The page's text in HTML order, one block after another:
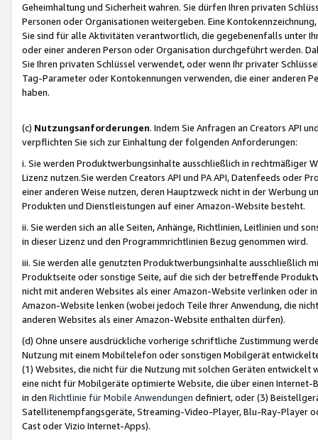
Geheimhaltung und Sicherheit wahren. Sie dürfen Ihren privaten
Personen oder Organisationen weitergeben. Eine
Sie sind für alle Aktivitäten verantwortlich, die gegebenenfalls unter
oder einer anderen Person oder Organisation durchgeführt werden.
Sie Ihren privaten Schlüssel verwendet, oder wenn Ihr privater
Tag-Parameter oder Kontokennungen verwenden, die einer anderen
haben.
(c) Nutzungsanforderungen. Indem Sie Anfragen an Creators API
verpflichten Sie sich zur Einhaltung der folgenden Anforderungen:
i. Sie werden Produktwerbungsinhalte ausschließlich in rechtmäßiger
Lizenz nutzen.Sie werden Creators API und PA API, Datenfeeds oder
einer anderen Weise nutzen, deren Hauptzweck nicht in der Werbung
Produkten und Dienstleistungen auf einer Amazon-Website besteht.
ii. Sie werden sich an alle Seiten, Anhänge, Richtlinien, Leitlinien und
in dieser Lizenz und den Programmrichtlinien Bezug genommen wird.
iii. Sie werden alle genutzten Produktwerbungsinhalte ausschließlich
Produktseite oder sonstige Seite, auf die sich der betreffende
nicht mit anderen Websites als einer Amazon-Website verlinken oder
Amazon-Website lenken (wobei jedoch Teile Ihrer Anwendung, die
anderen Websites als einer Amazon-Website enthalten dürfen).
(d) Ohne unsere ausdrückliche vorherige schriftliche Zustimmung
Nutzung mit einem Mobiltelefon oder sonstigen Mobilgerät
(1) Websites, die nicht für die Nutzung mit solchen Geräten
eine nicht für Mobilgeräte optimierte Website, die über einen
in den Richtlinie für Mobile Anwendungen definiert, oder (3)
Satellitenempfangsgeräte, Streaming-Video-Player, Blu-Ray-Player
Cast oder Vizio Internet-Apps).